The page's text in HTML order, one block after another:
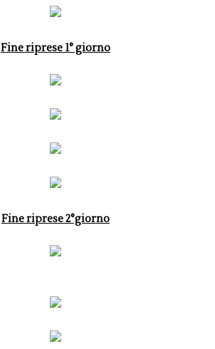
Fine riprese 1° giorno
Fine riprese 2°giorno